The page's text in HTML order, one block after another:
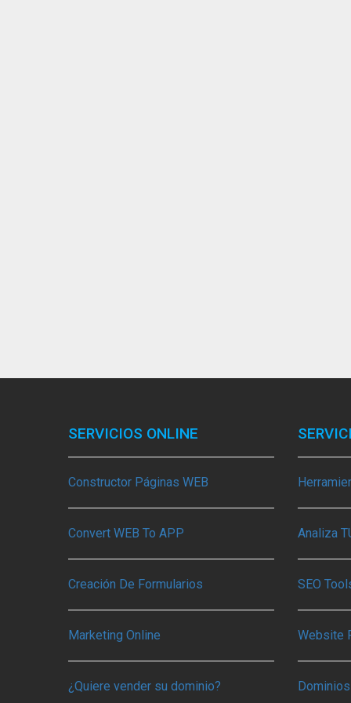
SERVICIOS ONLINE
Constructor Páginas WEB
Convert WEB To APP
Creación De Formularios
Marketing Online
¿Quiere vender su dominio?
Analiza
SEO
Website